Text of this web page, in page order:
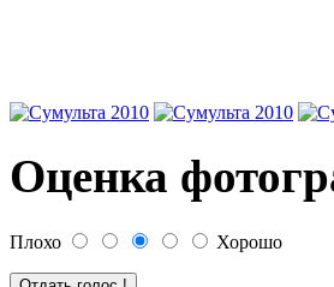
Оценка
Плохо Хорошо